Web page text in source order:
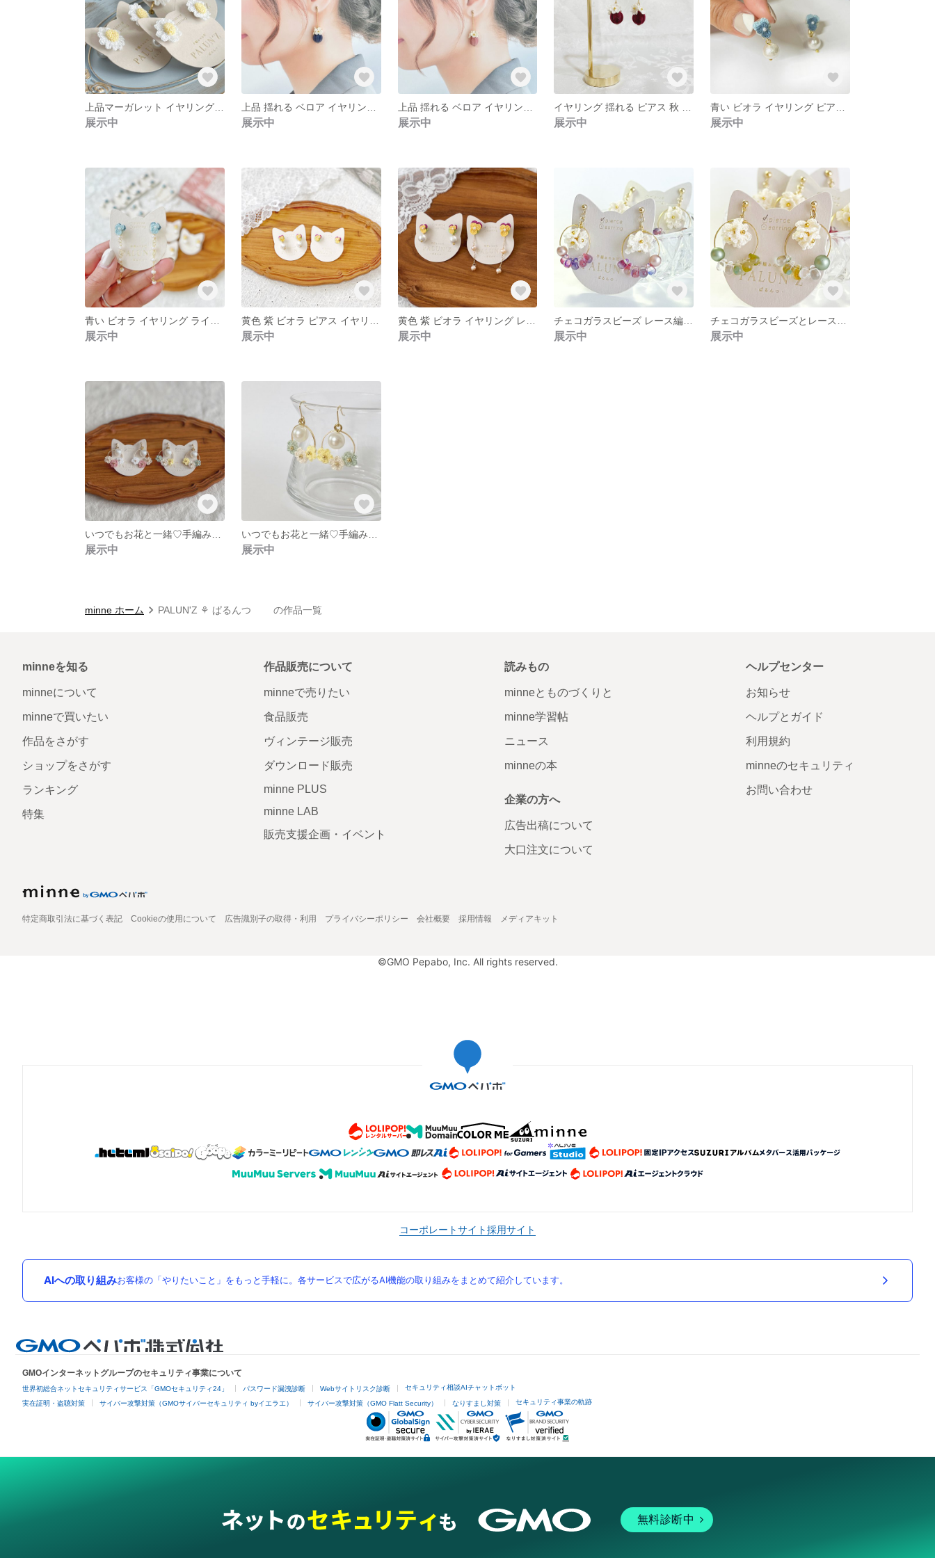
展示中 展示中 展示中 展示中 展示中
展示中 展示中 展示中 展示中 展示中
展示中 展示中
minne ホーム PALUN'Z ⚘ ぱるんつ の作品一覧
minneを知る
minneについて
minneで買いたい
作品をさがす
ショップをさがす
ランキング
特集
作品販売について
minneで売りたい
食品販売
ヴィンテージ販売
ダウンロード販売
minne PLUS
minne LAB
販売支援企画・イベント
読みもの
minneとものづくりと
minne学習帖
ニュース
minneの本
企業の方へ
広告出稿について
大口注文について
ヘルプセンター
お知らせ
ヘルプとガイド
利用規約
minneのセキュリティ
お問い合わせ
特定商取引法に基づく表記 Cookieの使用について 広告識別子の取得・利用 プライバシーポリシー 会社概要 採用情報 メディアキット
©GMO Pepabo, Inc. All rights reserved.
コーポレートサイト採用サイト
AIへの取り組みお客様の「やりたいこと」をもっと手軽に。各サービスで広がるAI機能の取り組みをまとめて紹介しています。
GMOインターネットグループのセキュリティ事業について
世界初総合ネットセキュリティサービス「GMOセキュリティ24」 パスワード漏洩診断 Webサイトリスク診断 セキュリティ相談AIチャットボット
実在証明・盗聴対策 サイバー攻撃対策（GMOサイバーセキュリティ byイエラエ） サイバー攻撃対策（GMO Flatt Security） なりすまし対策 セキュリティ事業の軌跡
無料診断中